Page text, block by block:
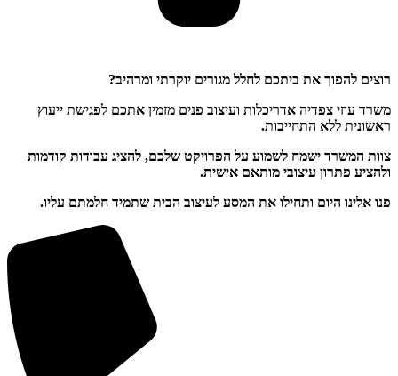
רוצים להפוך את ביתכם לחלל מגורים יוקרתי ומרהיב?
משרד עוזי צפדיה אדריכלות ועיצוב פנים מזמין אתכם לפגישת ייעוץ
ראשונית ללא התחייבות.
צוות המשרד ישמח לשמוע על הפרויקט שלכם, להציג עבודות קודמות
ולהציע פתרון עיצובי מותאם אישית.
פנו אלינו היום ותחילו את המסע לעיצוב הבית שתמיד חלמתם עליו.